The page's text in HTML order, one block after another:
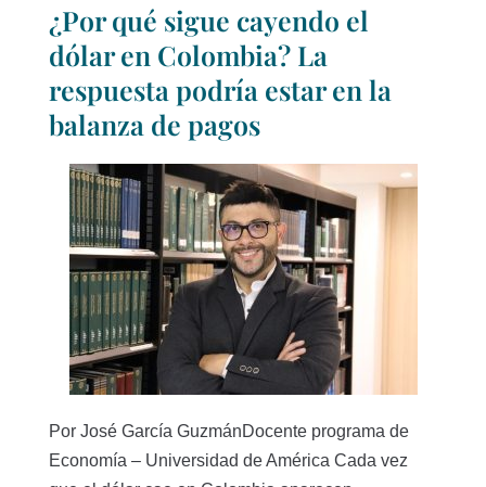
¿Por qué sigue cayendo el
dólar en Colombia? La
respuesta podría estar en la
balanza de pagos
Por José García GuzmánDocente programa de
Economía – Universidad de América Cada vez